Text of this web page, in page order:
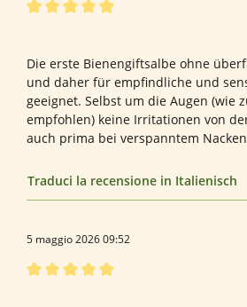
Die erste Bienengiftsalbe ohne
und daher für empfindliche und
geeignet. Selbst um die Augen (wie
empfohlen) keine Irritationen von
auch prima bei verspanntem
Traduci la recensione in Italienisch
5 maggio 2026 09:52